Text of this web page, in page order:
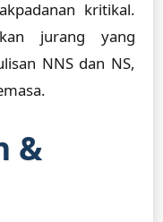
kritikal.
jurang yang
NNS dan NS,
&